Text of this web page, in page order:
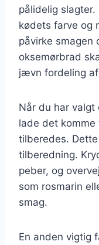
pålidelig
kødets farve og
påvirke smagen
oksemørbrad
jævn fordeling
Når du har
lade det
tilberedes.
tilberedning.
peber, og
som rosmarin
smag.
En anden vigtig